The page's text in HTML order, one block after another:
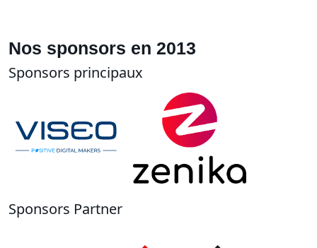
Nos sponsors en 2013
Sponsors principaux
Sponsors Partner